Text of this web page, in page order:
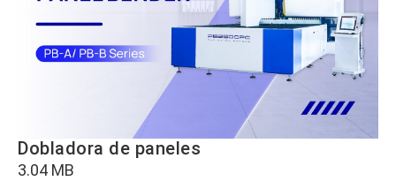
Dobladora de paneles
3.04 MB